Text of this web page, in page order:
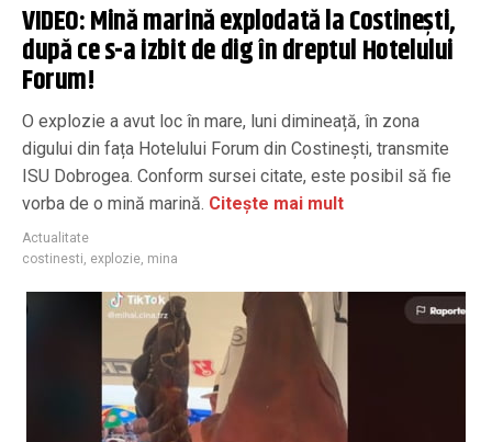
VIDEO: Mină marină explodată la Costinești,
după ce s-a izbit de dig în dreptul Hotelului
Forum!
O explozie a avut loc în mare, luni dimineață, în zona
digului din fața Hotelului Forum din Costinești, transmite
ISU Dobrogea. Conform sursei citate, este posibil să fie
vorba de o mină marină. Citește mai mult
Actualitate
costinesti, explozie, mina